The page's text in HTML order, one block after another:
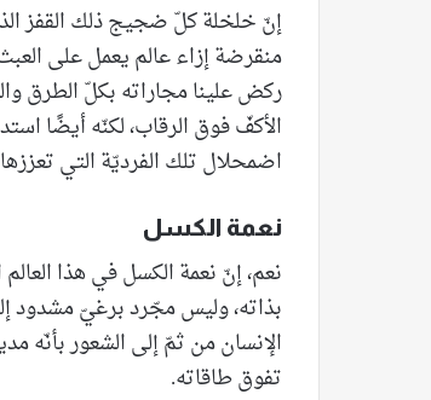
إنّ خلخلة كلّ ضجيج ذلك القفز
منقرضة إزاء عالم يعمل على
ركض علينا مجاراته بكلّ الطرق
الأكفّ فوق الرقاب، لكنّه أيضًا
اضمحلال تلك الفرديّة التي
نعمة الكسل
نعم، إنّ نعمة الكسل في هذا
بذاته، وليس مجّرد برغيّ مشدود
الإنسان من ثمّ إلى الشعور بأنّه
تفوق طاقاته.